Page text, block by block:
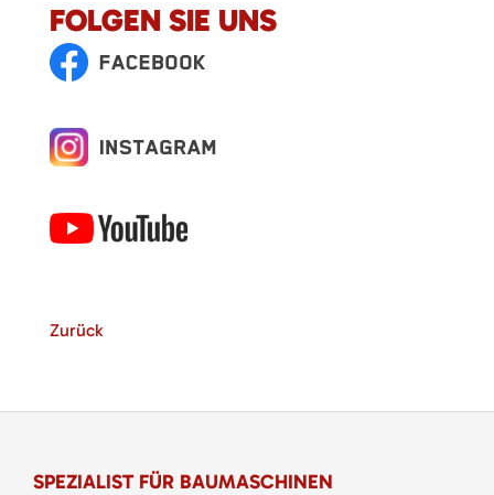
FOLGEN SIE UNS
Zurück
SPEZIALIST FÜR BAUMASCHINEN